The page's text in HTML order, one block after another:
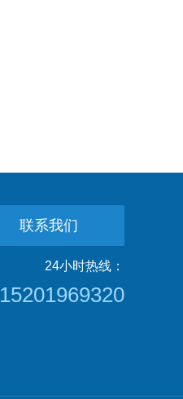
联系我们
24小时热线：
15201969320